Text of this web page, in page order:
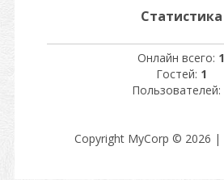
Статистика
Онлайн всего: 1
Гостей: 1
Пользователей:
Copyright MyCorp © 2026 |